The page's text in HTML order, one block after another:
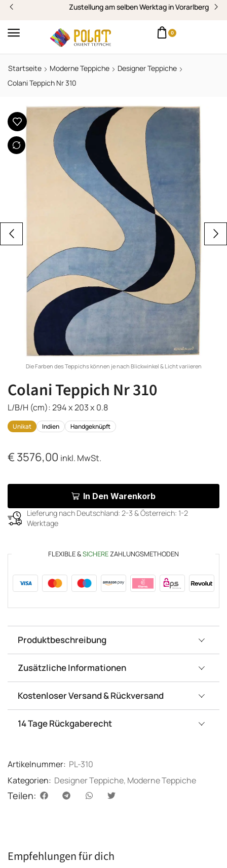
Zustellung am selben Werktag in Vorarlberg
0
Startseite Moderne Teppiche
Designer Teppiche
Colani Teppich Nr 310
Die Farben des Teppichs können je nach Blickwinkel & Licht variieren
Colani Teppich Nr 310
L/B/H (cm): 294 x 203 x 0.8
Unikat Indien Handgeknüpft
€3576,00 inkl. MwSt.
In Den Warenkorb
Lieferung nach Deutschland: 2-3 & Österreich: 1-2
Werktage
FLEXIBLE &SICHEREZAHLUNGSMETHODEN
Produktbeschreibung
Zusätzliche Informationen
Kostenloser Versand & Rückversand
14 Tage Rückgaberecht
Artikelnummer: PL-310
Kategorien: Designer Teppiche, Moderne Teppiche
Teilen:
Empfehlungen für dich